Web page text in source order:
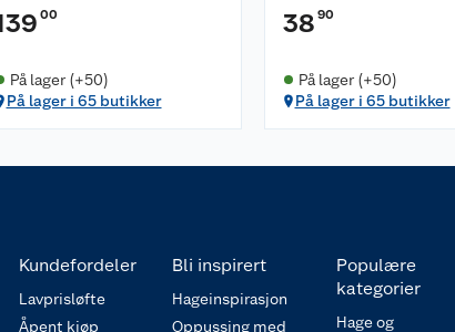
00
På lager (+50)
På lager i 65 butikker
38 90
På lager (+50)
På lager i 65 butikker
Kundefordeler
Lavprisløfte
Åpent kjøp
Bli inspirert
Hageinspirasjon
Oppussing med
Populære
kategorier
Hage og